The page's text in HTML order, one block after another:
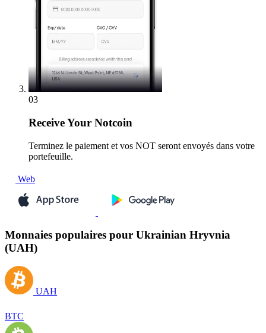
03
ReceiveYour Notcoin
Terminez le paiement et vos NOT seront envoyés dans votre
portefeuille.
Web
Monnaies populaires pour Ukrainian Hryvnia
(UAH)
UAH
BTC